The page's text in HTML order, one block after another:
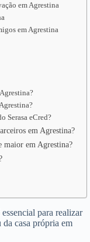
em Agrestina
em Agrestina
Serasa eCred?
em Agrestina?
maior em Agrestina?
para realizar
casa própria em